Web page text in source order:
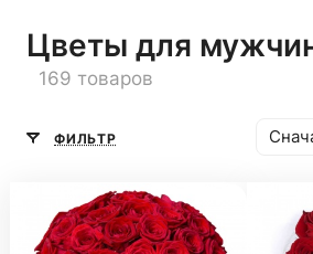
Цветы для
169 товаров
ФИЛЬТР